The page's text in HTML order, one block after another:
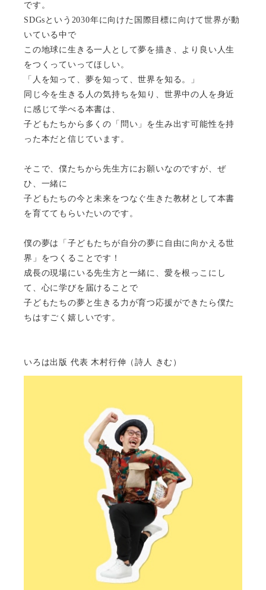
です。
SDGsという2030年に向けた国際目標に向けて世界が動
いている中で
この地球に生きる一人として夢を描き、より良い人生
をつくっていってほしい。
「人を知って、夢を知って、世界を知る。」
同じ今を生きる人の気持ちを知り、世界中の人を身近
に感じて学べる本書は、
子どもたちから多くの「問い」を生み出す可能性を持
った本だと信じています。
そこで、僕たちから先生方にお願いなのですが、ぜ
ひ、一緒に
子どもたちの今と未来をつなぐ生きた教材として本書
を育ててもらいたいのです。
僕の夢は「子どもたちが自分の夢に自由に向かえる世
界」をつくることです！
成長の現場にいる先生方と一緒に、愛を根っこにし
て、心に学びを届けることで
子どもたちの夢と生きる力が育つ応援ができたら僕た
ちはすごく嬉しいです。
いろは出版 代表 木村行伸（詩人 きむ）